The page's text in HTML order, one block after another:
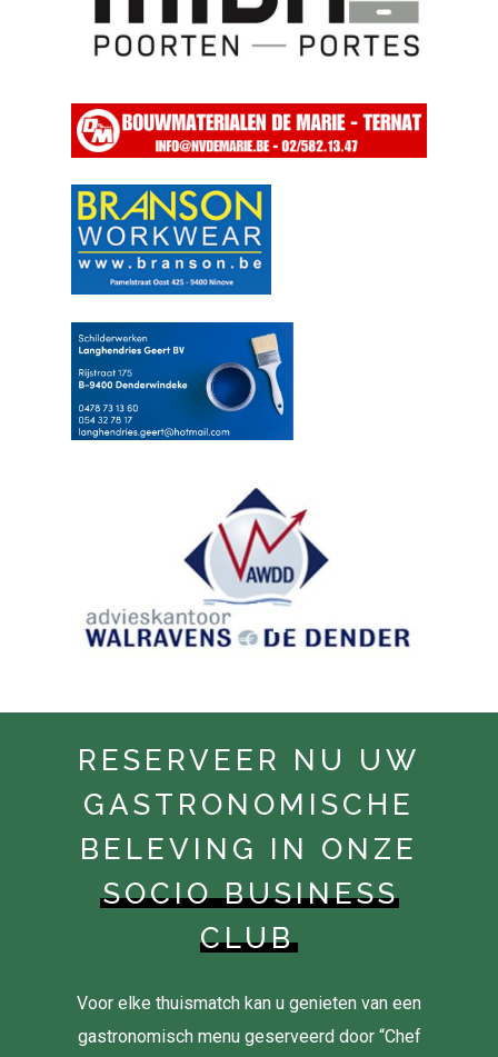
RESERVEER NU UW
GASTRONOMISCHE
BELEVING IN ONZE
SOCIO BUSINESS
CLUB
Voor elke thuismatch kan u genieten van een
gastronomisch menu geserveerd door “Chef